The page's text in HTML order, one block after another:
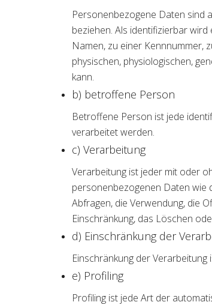
Personenbezogene Daten sind
beziehen. Als identifizierbar
Namen, zu einer Kennnummer,
physischen, physiologischen,
kann.
b) betroffene Person
Betroffene Person ist jede
verarbeitet werden.
c) Verarbeitung
Verarbeitung ist jeder mit oder
personenbezogenen Daten wie
Abfragen, die Verwendung, die
Einschränkung, das Löschen
d) Einschränkung der
Einschränkung der
e) Profiling
Profiling ist jede Art der